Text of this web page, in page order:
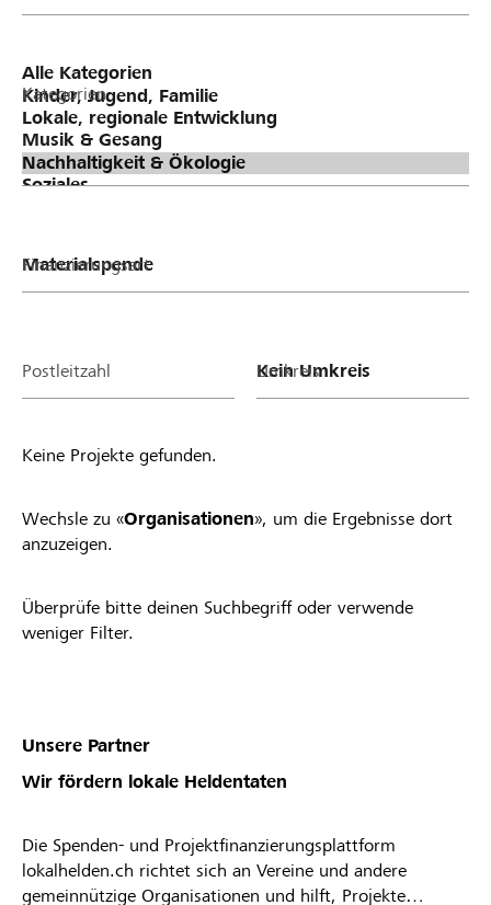
Kategorien
Finanzierungsart
Postleitzahl Umkreis
Keine Projekte gefunden.
Wechsle zu «Organisationen», um die Ergebnisse dort
anzuzeigen.
Überprüfe bitte deinen Suchbegriff oder verwende
weniger Filter.
Unsere Partner
Wir fördern lokale Heldentaten
Die Spenden- und Projektfinanzierungsplattform
lokalhelden.ch richtet sich an Vereine und andere
gemeinnützige Organisationen und hilft, Projekte